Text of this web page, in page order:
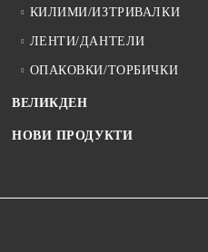
КИЛИМИ/ИЗТРИВАЛКИ
ЛЕНТИ/ДАНТЕЛИ
ОПАКОВКИ/ТОРБИЧКИ
ВЕЛИКДЕН
НОВИ ПРОДУКТИ